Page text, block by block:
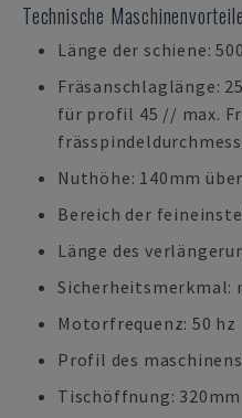
Technische Maschinenvorteile
Länge der schiene:
Fräsanschlaglänge:
für profil 45 // max.
Nuthöhe: 140mm
Bereich der
Länge des
Sicherheitsmerkmal:
Motorfrequenz: 50 hz
Profil des
Tischöffnung: 320mm